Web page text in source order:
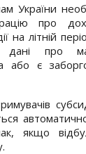
України
про
на літній
дані про
або є
якщо